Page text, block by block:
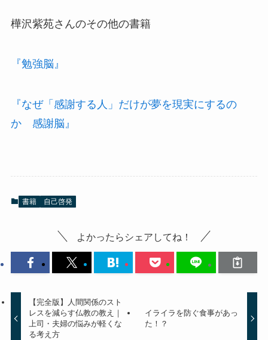
樺沢紫苑さんのその他の書籍
『勉強脳』
『なぜ「感謝する人」だけが夢を現実にするの
か 感謝脳』
書籍 自己啓発
よかったらシェアしてね！
【完全版】人間関係のスト
レスを減らす仏教の教え｜
上司・夫婦の悩みが軽くな
る考え方
イライラを防ぐ食事があっ
た！？